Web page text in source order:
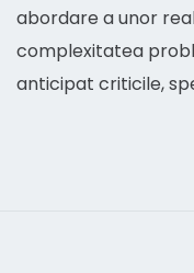
abordare a unor
complexitatea
anticipat criticile,